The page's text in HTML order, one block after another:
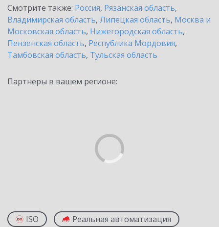
Смотрите также: Россия, Рязанская область,
Владимирская область, Липецкая область, Москва и
Московская область, Нижегородская область,
Пензенская область, Республика Мордовия,
Тамбовская область, Тульская область
Партнеры в вашем регионе:
ISO Реальная автоматизация